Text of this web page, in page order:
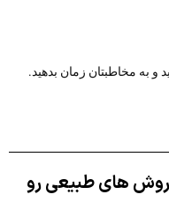
به مخاطبتان زمان بدهید.
روش های طبیعی رو